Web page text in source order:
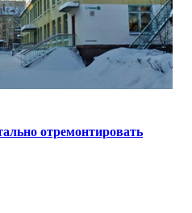
отремонтировать